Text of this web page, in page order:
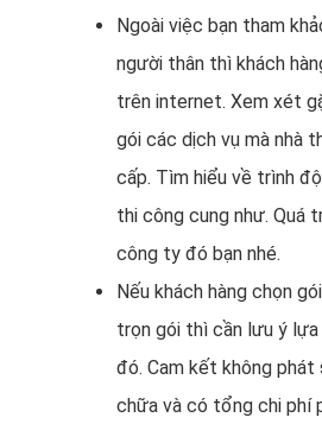
Ngoài việc bạn tham
người thân thì khách
trên internet. Xem xét
gói các dịch vụ mà nhà
cấp. Tìm hiểu về trình
thi công cung như. Quá
công ty đó bạn nhé.
Nếu khách hàng chọn
trọn gói thì cần lưu ý lựa
đó. Cam kết không phát
chữa và có tổng chi phí